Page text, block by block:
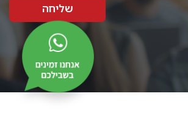
שליחה